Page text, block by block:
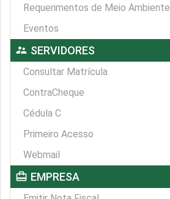
Requerimentos de Meio Ambiente
Eventos
supervisor_account SERVIDORES
Consultar Matrícula
ContraCheque
Cédula C
Primeiro Acesso
Webmail
card_travel EMPRESA